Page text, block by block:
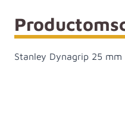
Stanley Dynagrip 25 mm